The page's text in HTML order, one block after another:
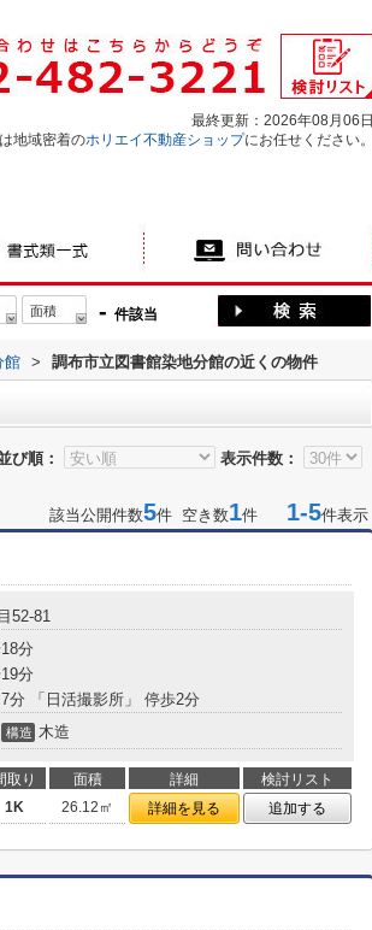
最終更新：2026年08月06日
地域密着のホリエイ不動産ショップにお任せください。
面積 - 件該当
館 > 調布市立図書館染地分館の近くの物件
び順： 表示件数：
該当公開件数5件 空き数1件 1-5件表示
52-81
分
分
7分 「日活撮影所」 停歩2分
構造 木造
取り 面積 詳細
検討リスト
1K 26.12㎡ 詳細を見る 追加する